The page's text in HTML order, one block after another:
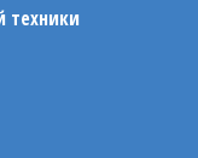
техники